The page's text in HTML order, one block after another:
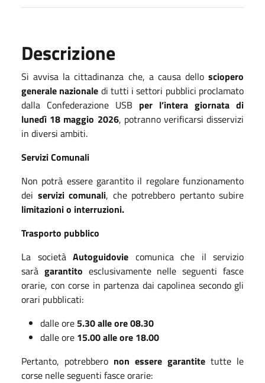
Descrizione
Si avvisa la cittadinanza che, a causa dello sciopero
generale nazionale di tutti i settori pubblici proclamato
dalla Confederazione USB per l’intera giornata di
lunedì 18 maggio 2026, potranno verificarsi disservizi
in diversi ambiti.
Servizi Comunali
Non potrà essere garantito il regolare funzionamento
dei servizi comunali, che potrebbero pertanto subire
limitazioni o interruzioni.
Trasporto pubblico
La società Autoguidovie comunica che il servizio
sarà garantito esclusivamente nelle seguenti fasce
orarie, con corse in partenza dai capolinea secondo gli
orari pubblicati:
dalle ore 5.30 alle ore 08.30
dalle ore 15.00 alle ore 18.00
Pertanto, potrebbero non essere garantite tutte le
corse nelle seguenti fasce orarie: